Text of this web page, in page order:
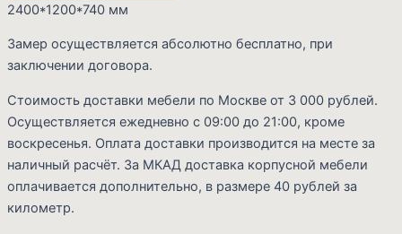
2400*1200*740 мм
Замер осуществляется абсолютно бесплатно, при
заключении договора.
Стоимость доставки мебели по Москве от 3 000 рублей.
Осуществляется ежедневно с 09:00 до 21:00, кроме
воскресенья. Оплата доставки производится на месте за
наличный расчёт. За МКАД доставка корпусной мебели
оплачивается дополнительно, в размере 40 рублей за
километр.